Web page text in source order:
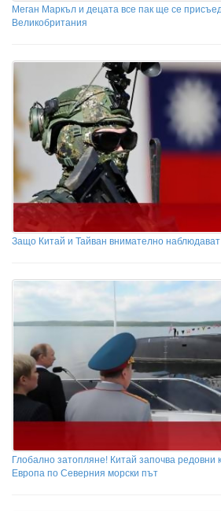
Меган Маркъл и децата все пак ще се
Великобритания
Защо Китай и Тайван внимателно
Глобално затопляне! Китай започва редовни
Европа по Северния морски път